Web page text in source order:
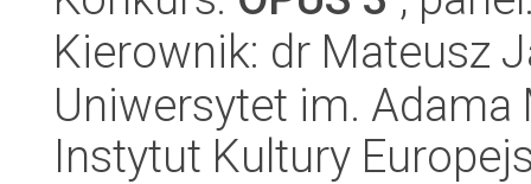
Kierownik: dr Mateusz
Uniwersytet im.
Instytut Kultury